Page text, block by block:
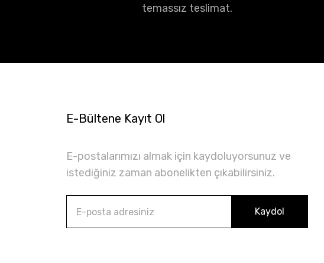
temassız teslimat.
E-Bültene Kayıt Ol
E-postalarımızı almak için kaydoluyorsunuz ve
istediğiniz zaman abonelikten çıkabilirsiniz.
Kaydol